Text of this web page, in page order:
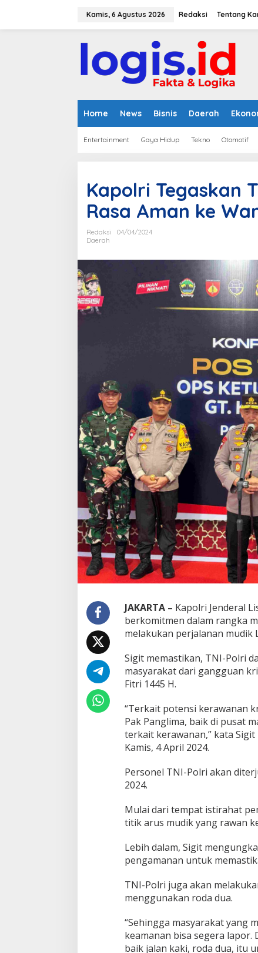
Kamis, 6 Agustus 2026 Redaksi Tentang
Home News Bisnis Daerah
Entertainment Gaya Hidup Tekno Otomotif
Kapolri Tegaskan
Rasa Aman ke
Redaksi
04/04/2024
Daerah
JAKARTA – Kapolri Jenderal
berkomitmen dalam rangka
melakukan perjalanan mudik
Sigit memastikan, TNI-Polri
masyarakat dari gangguan
Fitri 1445 H.
“Terkait potensi kerawanan
Pak Panglima, baik di pusat
terkait kerawanan,” kata
Kamis, 4 April 2024.
Personel TNI-Polri akan
2024.
Mulai dari tempat istirahat
titik arus mudik yang rawan
Lebih dalam, Sigit
pengamanan untuk
TNI-Polri juga akan
menggunakan roda dua.
“Sehingga masyarakat yang
keamanan bisa segera
baik jalan kaki, roda dua, itu